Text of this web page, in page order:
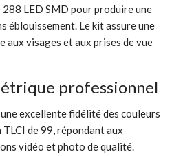
288 LED SMD pour produire une
éblouissement. Le kit assure une
aux visages et aux prises de vue
professionnel
excellente fidélité des couleurs
TLCI de 99, répondant aux
vidéo et photo de qualité.